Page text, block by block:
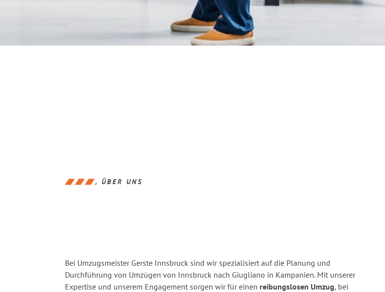
ÜBER UNS
Bei Umzugsmeister Gerste Innsbruck sind wir spezialisiert auf die Planung und
Durchführung von Umzügen von Innsbruck nach Giugliano in Kampanien. Mit unserer
Expertise und unserem Engagement sorgen wir für einen reibungslosen Umzug, bei